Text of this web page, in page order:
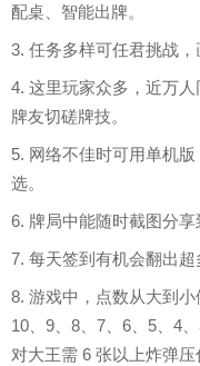
配桌、智能出牌。
3. 任务多样可任君挑战，
4. 这里玩家众多，近万
牌友切磋牌技。
5. 网络不佳时可用单机
选。
6. 牌局中能随时截图分享
7. 每天签到有机会翻出超
8. 游戏中，点数从大到小
10、9、8、7、6、5、4
对大王需 6 张以上炸弹压